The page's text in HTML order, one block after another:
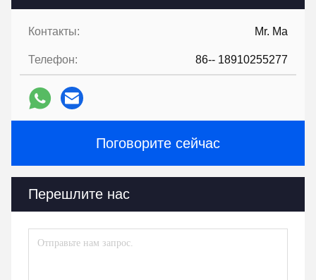
Контакты: Mr. Ma
Телефон: 86-- 18910255277
Поговорите сейчас
Перешлите нас